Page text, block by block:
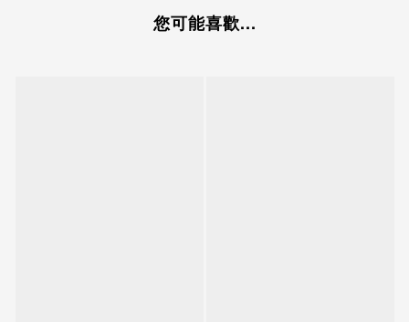
您可能喜歡...